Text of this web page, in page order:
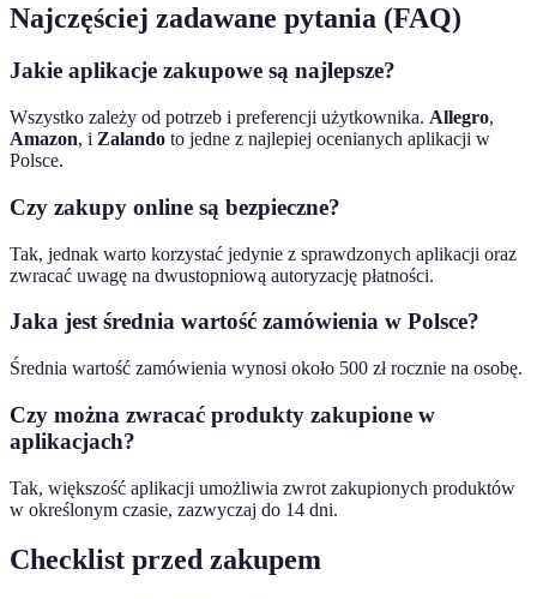
Najczęściej zadawane pytania (FAQ)
Jakie aplikacje zakupowe są najlepsze?
Wszystko zależy od potrzeb i preferencji użytkownika. Allegro,
Amazon, i Zalando to jedne z najlepiej ocenianych aplikacji w
Polsce.
Czy zakupy online są bezpieczne?
Tak, jednak warto korzystać jedynie z sprawdzonych aplikacji oraz
zwracać uwagę na dwustopniową autoryzację płatności.
Jaka jest średnia wartość zamówienia w Polsce?
Średnia wartość zamówienia wynosi około 500 zł rocznie na osobę.
Czy można zwracać produkty zakupione w
aplikacjach?
Tak, większość aplikacji umożliwia zwrot zakupionych produktów
w określonym czasie, zazwyczaj do 14 dni.
Checklist przed zakupem